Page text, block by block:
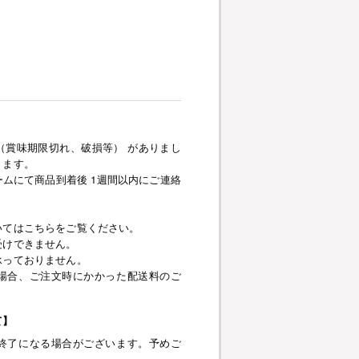
味期限切れ、破損等） がありまし
す。
にて商品到着後 1週間以内にご連絡
はこちらをご覧ください。
できません。
ておりません。
合、ご注文時にかかった配送料のご
了になる場合がございます。予めご